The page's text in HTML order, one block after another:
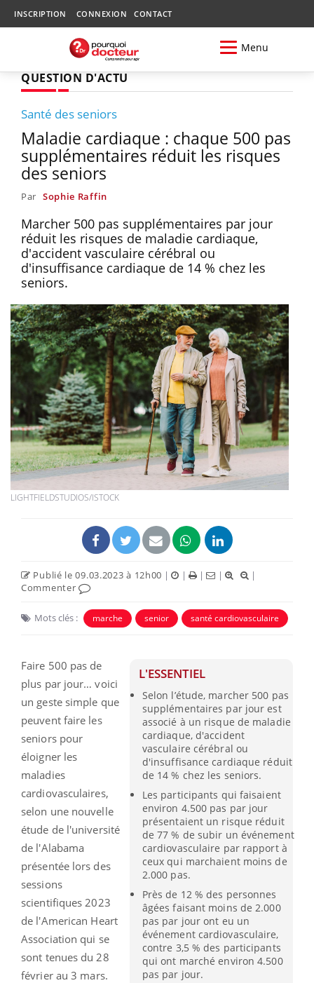
INSCRIPTION CONNEXION CONTACT
Menu
QUESTION D'ACTU
Santé des seniors
Maladie cardiaque : chaque 500 pas
supplémentaires réduit les risques
des seniors
Par Sophie Raffin
Marcher 500 pas supplémentaires par jour
réduit les risques de maladie cardiaque,
d'accident vasculaire cérébral ou
d'insuffisance cardiaque de 14 % chez les
seniors.
LIGHTFIELDSTUDIOS/ISTOCK
Publié le 09.03.2023 à 12h00 | | | |
|
Commenter
Mots clés : marche senior santé cardiovasculaire
L'ESSENTIEL
Selon l’étude, marcher 500 pas
supplémentaires par jour est
associé à un risque de maladie
cardiaque, d'accident
vasculaire cérébral ou
d'insuffisance cardiaque réduit
de 14 % chez les seniors.
Les participants qui faisaient
environ 4.500 pas par jour
présentaient un risque réduit
de 77 % de subir un événement
cardiovasculaire par rapport à
ceux qui marchaient moins de
2.000 pas.
Près de 12 % des personnes
âgées faisant moins de 2.000
pas par jour ont eu un
événement cardiovasculaire,
contre 3,5 % des participants
qui ont marché environ 4.500
pas par jour.
Faire 500 pas de
plus par jour… voici
un geste simple que
peuvent faire les
seniors pour
éloigner les
maladies
cardiovasculaires,
selon une nouvelle
étude de l'université
de l'Alabama
présentée lors des
sessions
scientifiques 2023
de l'American Heart
Association qui se
sont tenues du 28
février au 3 mars.